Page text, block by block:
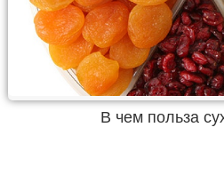
В чем польза